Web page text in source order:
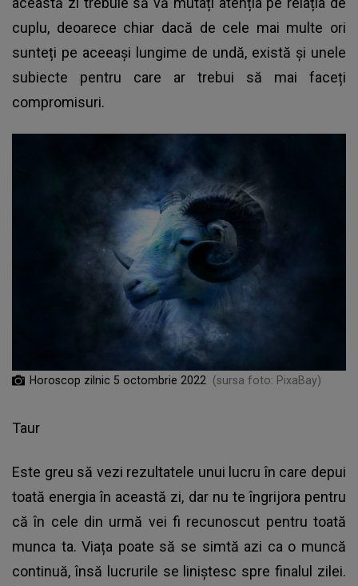
cuplu, deoarece chiar dacă de cele mai multe ori
sunteți pe aceeași lungime de undă, există și unele
subiecte pentru care ar trebui să mai faceți
compromisuri.
Horoscop zilnic 5 octombrie 2022 (sursa foto: PixaBay)
Taur
Este greu să vezi rezultatele unui lucru în care depui
toată energia în această zi, dar nu te îngrijora pentru
că în cele din urmă vei fi recunoscut pentru toată
munca ta. Viața poate să se simtă azi ca o muncă
continuă, însă lucrurile se liniștesc spre finalul zilei.